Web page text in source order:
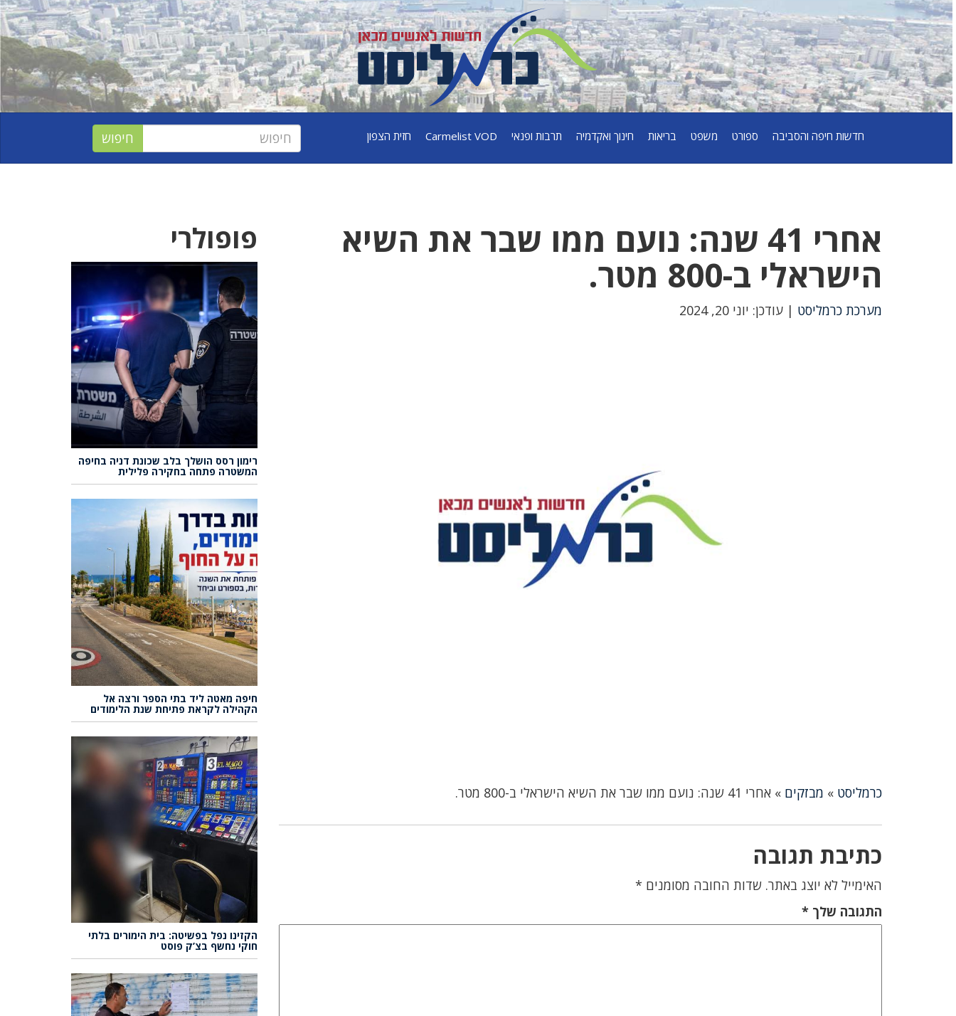
חדשות חיפה והסביבה ספורט משפט בריאות חינוך ואקדמיה תרבות ופנאי Carmelist VOD חזית הצפון
אחרי 41 שנה: נועם ממו שבר את השיא
הישראלי ב-800 מטר.
מערכת כרמליסט | עודכן: יוני 20, 2024
כרמליסט » מבזקים »אחרי 41 שנה: נועם ממו שבר את השיא הישראלי ב-800 מטר.
כתיבת תגובה
האימייל לא יוצג באתר. שדות החובה מסומנים *
התגובה שלך*
פופולרי
רימון רסס הושלך בלב שכונת דניה בחיפה
המשטרה פתחה בחקירה פלילית
חיפה מאטה ליד בתי הספר ורצה אל
הקהילה לקראת פתיחת שנת הלימודים
הקזינו נפל בפשיטה: בית הימורים בלתי
חוקי נחשף בצ’ק פוסט